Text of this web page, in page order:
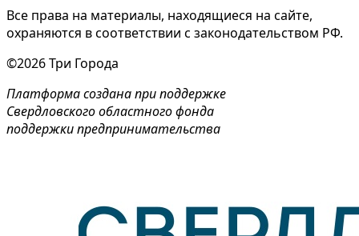
Все права на материалы, находящиеся на сайте,
охраняются в соответствии с законодательством РФ.
©2026 Три Города
Платформа создана при поддержке
Свердловского областного фонда
поддержки предпринимательства